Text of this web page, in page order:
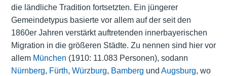
die ländliche Tradition fortsetzten. Ein jüngerer
Gemeindetypus basierte vor allem auf der seit den
1860er Jahren verstärkt auftretenden innerbayerischen
Migration in die größeren Städte. Zu nennen sind hier vor
allem München (1910: 11.083 Personen), sodann
Nürnberg, Fürth, Würzburg, Bamberg und Augsburg, wo